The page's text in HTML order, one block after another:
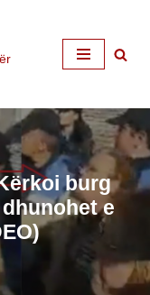
burg
e